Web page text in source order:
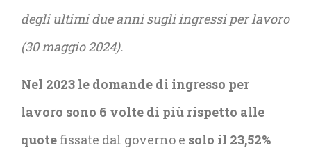
degli ultimi due anni sugli ingressi per lavoro
(30 maggio 2024).
Nel 2023 le domande di ingresso per
lavoro sono 6 volte di più rispetto alle
quote fissate dal governo e solo il 23,52%